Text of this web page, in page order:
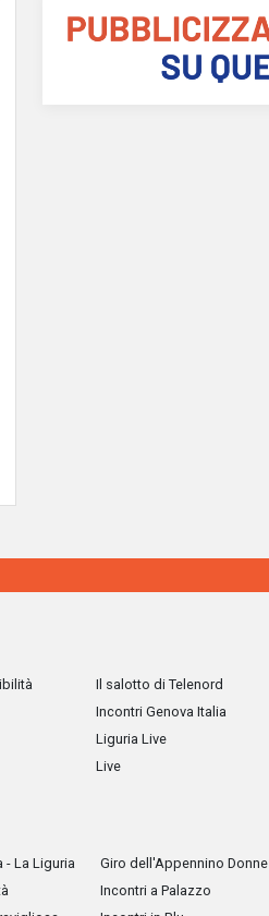
Il salotto di Telenord
Incontri Genova Italia
Liguria Live
Live
- La Liguria
Giro dell'Appennino Donne
Incontri a Palazzo